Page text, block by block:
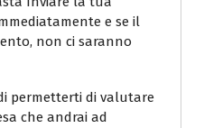
e se il
non ci saranno
permetterti di valutare
che andrai ad